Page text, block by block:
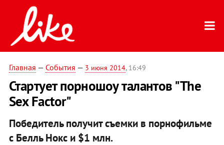
Главная — События — 3 июня 2014, 16:49
Стартует порношоу талантов "The
Sex Factor"
Победитель получит съемки в порнофильме
с Белль Нокс и $1 млн.